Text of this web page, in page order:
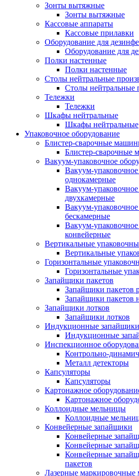
Зонты вытяжные
Зонты вытяжные
Кассовые аппараты
Кассовые прилавки
Оборудование для
Оборудование для
Полки настенные
Полки настенные
Столы нейтральные
Столы нейтральные
Тележки
Тележки
Шкафы нейтральные
Шкафы нейтральные
Упаковочное оборудование
Блистер-сварочные
Блистер-сварочные
Вакуум-упаковочное
Вакуум-
однокамерные
Вакуум-
двухкамерные
Вакуум-
беcкамерные
Вакуум-
конвейерные
Вертикальные
Вертикальные
Горизонтальные
Горизонтальные
Запайщики пакетов
Запайщики пакетов
Запайщики пакетов
Запайщики лотков
Запайщики лотков
Индукционные запайщики
Индукционные
Инспекционное
Контрольно-
Металл детекторы
Капсуляторы
Капсуляторы
Картонажное
Картонажное
Коллоидные мельницы
Коллоидные
Конвейерные запайщики
Конвейерные
Конвейерные
Конвейерные
пакетов
Лазерные